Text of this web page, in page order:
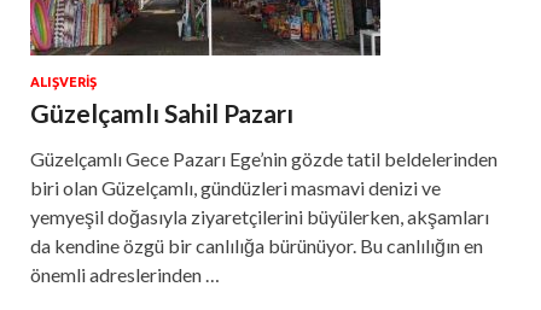
ALIŞVERIŞ
Güzelçamlı Sahil Pazarı
Güzelçamlı Gece Pazarı Ege’nin gözde tatil beldelerinden
biri olan Güzelçamlı, gündüzleri masmavi denizi ve
yemyeşil doğasıyla ziyaretçilerini büyülerken, akşamları
da kendine özgü bir canlılığa bürünüyor. Bu canlılığın en
önemli adreslerinden …